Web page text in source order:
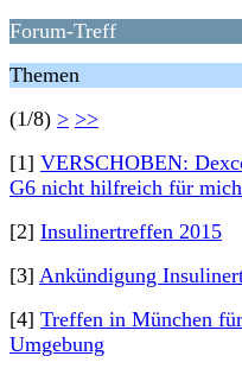
Forum-Treff
Themen
(1/8) > >>
[1] VERSCHOBEN:
G6 nicht hilfreich für
[2] Insulinertreffen 2015
[3] Ankündigung
[4] Treffen in München
Umgebung